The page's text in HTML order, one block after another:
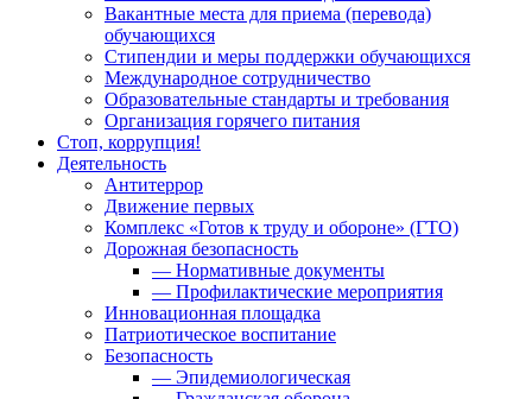
Вакантные места для приема (перевода)
обучающихся
Стипендии и меры поддержки обучающихся
Международное сотрудничество
Образовательные стандарты и требования
Организация горячего питания
Стоп, коррупция!
Деятельность
Антитеррор
Движение первых
Комплекс «Готов к труду и обороне» (ГТО)
Дорожная безопасность
— Нормативные документы
— Профилактические мероприятия
Инновационная площадка
Патриотическое воспитание
Безопасность
— Эпидемиологическая